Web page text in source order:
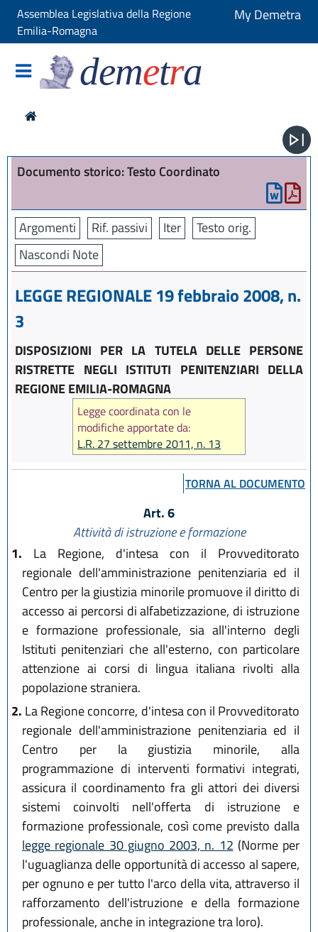
Assemblea Legislativa della Regione
Emilia-Romagna
My Demetra
demetra
Documento storico: Testo Coordinato
Argomenti Rif. passivi Iter
Testo orig.
Nascondi Note
LEGGE REGIONALE 19 febbraio 2008, n.
3
DISPOSIZIONI PER LA TUTELA DELLE PERSONE
RISTRETTE NEGLI ISTITUTI PENITENZIARI DELLA
REGIONE EMILIA-ROMAGNA
Legge coordinata con le
modifiche apportate da:
L.R. 27 settembre 2011, n. 13
TORNA AL DOCUMENTO
Art. 6
Attività di istruzione e formazione
1. La Regione, d'intesa con il Provveditorato
regionale dell'amministrazione penitenziaria ed il
Centro per la giustizia minorile promuove il diritto di
accesso ai percorsi di alfabetizzazione, di istruzione
e formazione professionale, sia all'interno degli
Istituti penitenziari che all'esterno, con particolare
attenzione ai corsi di lingua italiana rivolti alla
popolazione straniera.
2. La Regione concorre, d'intesa con il Provveditorato
regionale dell'amministrazione penitenziaria ed il
Centro per la giustizia minorile, alla
programmazione di interventi formativi integrati,
assicura il coordinamento fra gli attori dei diversi
sistemi coinvolti nell'offerta di istruzione e
formazione professionale, così come previsto dalla
legge regionale 30 giugno 2003, n. 12 (Norme per
l'uguaglianza delle opportunità di accesso al sapere,
per ognuno e per tutto l'arco della vita, attraverso il
rafforzamento dell'istruzione e della formazione
professionale, anche in integrazione tra loro).